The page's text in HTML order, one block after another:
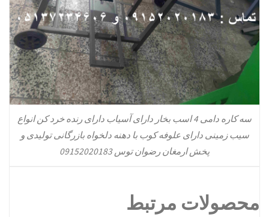
سه کاره دامی 4 اسب بخار دارای آسیاب دارای رنده خرد کن انواع
سیب زمینی دارای علوفه کوب با دهنه دلخواه بازرگانی تولیدی و
پخش ارمغان رضوان توس 09152020183
محصولات مرتبط